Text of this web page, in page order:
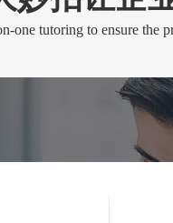
one tutoring to ensure the